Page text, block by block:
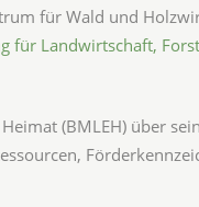
für Wald und
für Landwirtschaft,
(BMLEH) über